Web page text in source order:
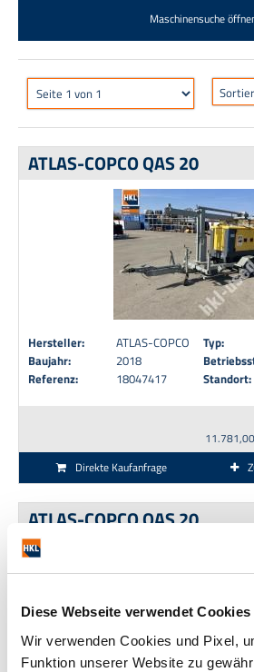
Diese Webseite verwendet Cookies
Wir verwenden Cookies und Pixel,
Funktion unserer Website zu
Maschinensuche
ATLAS-COPCO QAS 20
Hersteller: ATLAS-COPCO Typ:
Baujahr:
2018
Referenz:
18047417 Standort:
Direkte Kaufanfrage
ATLAS-COPCO QAS 20